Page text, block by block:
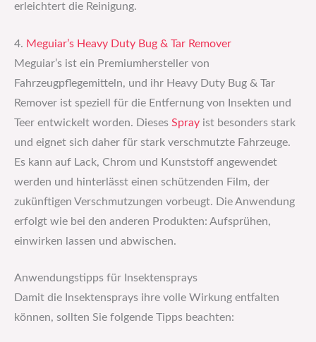
erleichtert die Reinigung.
4. Meguiar’s Heavy Duty Bug & Tar Remover
Meguiar’s ist ein Premiumhersteller von
Fahrzeugpflegemitteln, und ihr Heavy Duty Bug & Tar
Remover ist speziell für die Entfernung von Insekten und
Teer entwickelt worden. Dieses Spray ist besonders stark
und eignet sich daher für stark verschmutzte Fahrzeuge.
Es kann auf Lack, Chrom und Kunststoff angewendet
werden und hinterlässt einen schützenden Film, der
zukünftigen Verschmutzungen vorbeugt. Die Anwendung
erfolgt wie bei den anderen Produkten: Aufsprühen,
einwirken lassen und abwischen.
Anwendungstipps für Insektensprays
Damit die Insektensprays ihre volle Wirkung entfalten
können, sollten Sie folgende Tipps beachten: